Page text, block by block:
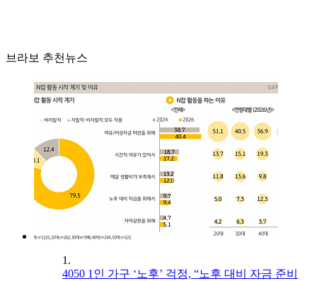
브라보 추천뉴스
1.
4050 1인 가구 ‘노후’ 걱정, “노후 대비 자금 준비